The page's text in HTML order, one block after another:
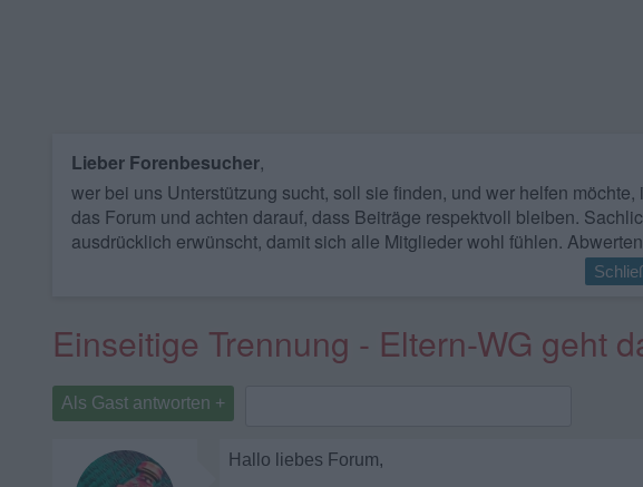
Lieber Forenbesucher,
wer bei uns Unterstützung sucht, soll sie finden, und wer helfen
das Forum und achten darauf, dass Beiträge respektvoll bleiben.
ausdrücklich erwünscht, damit sich alle Mitglieder wohl fühlen.
Einseitige Trennung - Eltern-WG geht
Als Gast antworten +
Hallo liebes Forum,